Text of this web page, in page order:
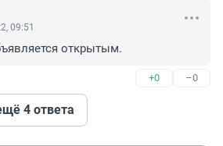
09:51
открытым.
+0 –0
4 ответа